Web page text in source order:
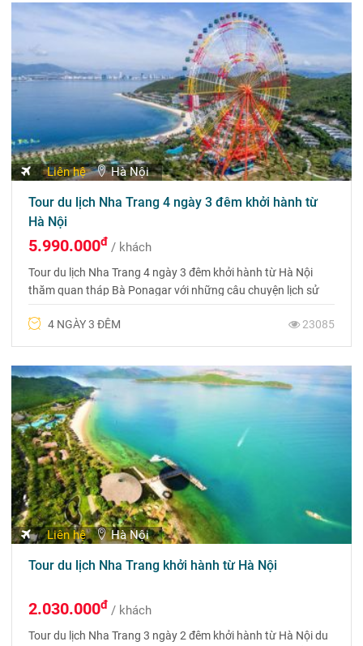
Liên hệ Hà Nội
Tour du lịch Nha Trang 4 ngày 3 đêm khởi hành từ
Hà Nội
5.990.000đ / khách
Tour du lịch Nha Trang 4 ngày 3 đêm khởi hành từ Hà Nội
thăm quan tháp Bà Ponagar với những câu chuyện lịch sử
khoáng nóng, thưởng thức những món ăn ngon, đặc sản
mang đậm hương vị miền Trung
4 NGÀY 3 ĐÊM 23085
Liên hệ Hà Nội
Tour du lịch Nha Trang khởi hành từ Hà Nội
2.030.000đ / khách
Tour du lịch Nha Trang 3 ngày 2 đêm khởi hành từ Hà Nội du